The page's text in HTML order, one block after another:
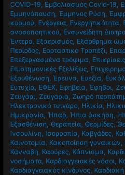
COVID-19, Εμβολιασμός Covid-19,
Εμμηνόπαυση,Έμμηνος Ρύση,
κορμού, Ενέργεια, Ενεργητικότητα,
ανοσοποητικού, Ενσυνείδητη
Έντερο, Εξαερισμός, Εξάρθρημα
Περίοδος, Εορταστικό Τραπέζι,
Επεξεργασμένα τρόφιμα, Επικρίσεις
Επιστημονικές Εξελίξεις,
Εξουθένωση,Έρευνα, Ευεξία,
Ευτυχία, ΕΦΕΧ, Εφηβεία,Έφηβοι,
Ζευγάρι,Ζευγάρια,Ζωηρό
Ηλεκτρονικό τσιγάρο, Ηλικία,
Ημικρανία, Ήπαρ, Ήπια άσκηση,
Εξασθένιση, Θεραπεία, Θερμίδες,
Ινσουλίνη, Ισορροπία, Καβγάδες,
Καινοτομία, Κακοποίηση γυναικών,
Κάνναβη, Καούρες, Κάπνισμα,
νοσήματα, Καρδιαγγειακές νόσοι,
Καρδιαγγειακός κίνδυνος,